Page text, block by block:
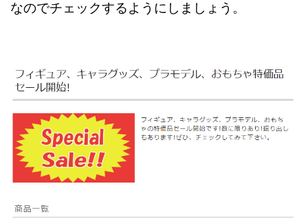
なのでチェックするようにしましょう。